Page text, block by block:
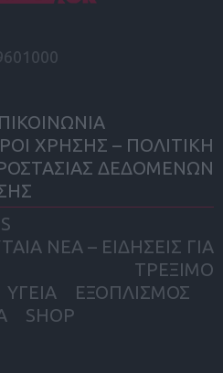
ΧΡΗΣΗΣ – ΠΟΛΙΤΙΚΗ
ΔΕΔΟΜΕΝΩΝ
ΝΕΑ – ΕΙΔΗΣΕΙΣ ΓΙΑ
ΤΡΕΞΙΜΟ
ΥΓΕΙΑ
ΕΞΟΠΛΙΣΜΟΣ
SHOP